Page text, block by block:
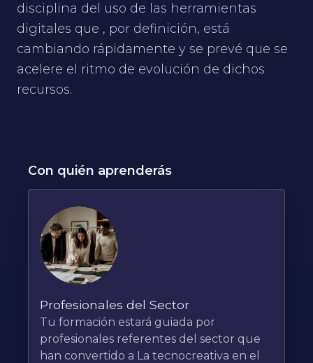
disciplina del uso de las herramientas
digitales que , por definición, está
cambiando rápidamente y se prevé que se
acelere el ritmo de evolución de dichos
recursos.
Con quién aprenderás
Profesionales del Sector
Tu formación estará guiada por
profesionales referentes del sector que
han convertido a La tecnocreativa en el